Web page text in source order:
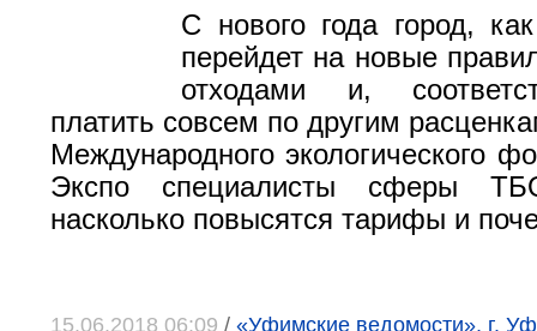
С нового года город,
перейдет на новые
отходами и,
платить совсем по другим
Международного экологического
Экспо специалисты сферы
насколько повысятся тарифы и
15.06.2018 06:09 / «Уфимские ведомости», г.